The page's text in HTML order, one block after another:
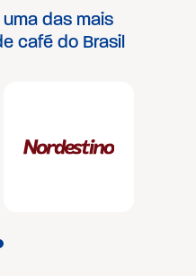
das mais
café do Brasil